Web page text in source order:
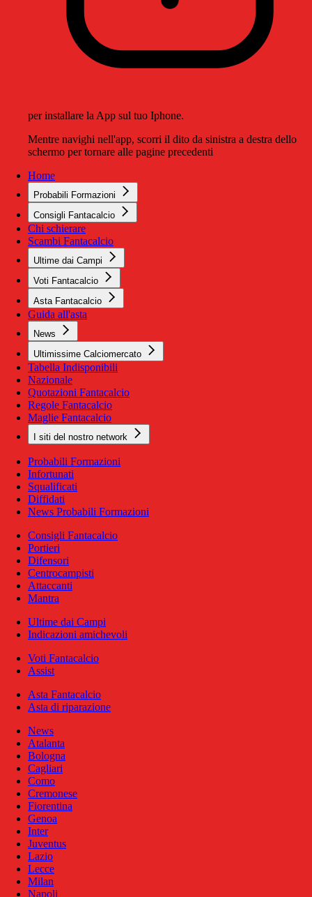
per installare la App sul tuo Iphone.
Mentre navighi nell'app, scorri il dito da sinistra a destra dello
schermo per tornare alle pagine precedenti
Home
Probabili Formazioni
Consigli Fantacalcio
Chi schierare
Scambi Fantacalcio
Ultime dai Campi
Voti Fantacalcio
Asta Fantacalcio
Guida all'asta
News
Ultimissime Calciomercato
Tabella Indisponibili
Nazionale
Quotazioni Fantacalcio
Regole Fantacalcio
Maglie Fantacalcio
I siti del nostro network
Probabili Formazioni
Infortunati
Squalificati
Diffidati
News Probabili Formazioni
Consigli Fantacalcio
Portieri
Difensori
Centrocampisti
Attaccanti
Mantra
Ultime dai Campi
Indicazioni amichevoli
Voti Fantacalcio
Assist
Asta Fantacalcio
Asta di riparazione
News
Atalanta
Bologna
Cagliari
Como
Cremonese
Fiorentina
Genoa
Inter
Juventus
Lazio
Lecce
Milan
Napoli